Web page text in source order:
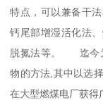
特点，可以兼备干
钙尾部增湿活化法
脱氮法等。 迄今
物的方法,其中以选
在大型燃煤电厂获得